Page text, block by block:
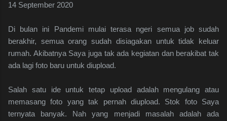
14 September 2020
Di bulan ini Pandemi mulai terasa ngeri semua job sudah
berakhir, semua orang sudah disiagakan untuk tidak keluar
rumah. Akibatnya Saya juga tak ada kegiatan dan berakibat tak
ada lagi foto baru untuk diupload.
Salah satu ide untuk tetap upload adalah mengulang atau
memasang foto yang tak pernah diupload. Stok foto Saya
ternyata banyak. Nah yang menjadi masalah adalah ada